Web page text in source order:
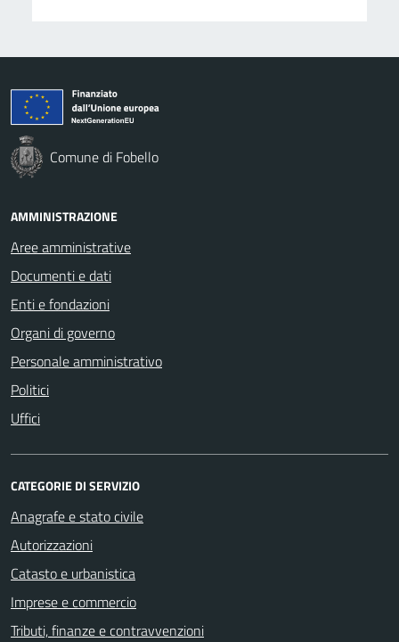
Comune di Fobello
AMMINISTRAZIONE
Aree amministrative
Documenti e dati
Enti e fondazioni
Organi di governo
Personale amministrativo
Politici
Uffici
CATEGORIE DI SERVIZIO
Anagrafe e stato civile
Autorizzazioni
Catasto e urbanistica
Imprese e commercio
Tributi, finanze e contravvenzioni